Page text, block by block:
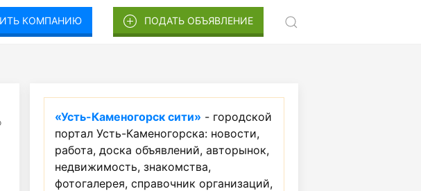
КОМПАНИЮ ПОДАТЬ ОБЪЯВЛЕНИЕ
«Усть-Каменогорск сити» - городской
портал Усть-Каменогорска: новости,
работа, доска объявлений, авторынок,
недвижимость, знакомства,
фотогалерея, справочник организаций,